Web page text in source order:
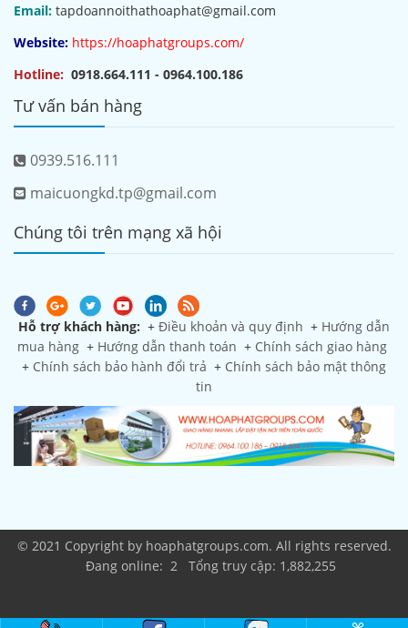
Email: tapdoannoithathoaphat@gmail.com
Website: https://hoaphatgroups.com/
Hotline: 0918.664.111 - 0964.100.186
Tư vấn bán hàng
0939.516.111
maicuongkd.tp@gmail.com
Chúng tôi trên mạng xã hội
Hỗ trợ khách hàng: + Điều khoản và quy định + Hướng dẫn
mua hàng + Hướng dẫn thanh toán + Chính sách giao hàng
+ Chính sách bảo hành đổi trả + Chính sách bảo mật thông
tin
© 2021 Copyright by hoaphatgroups.com. All rights reserved.
Đang online: 2 Tổng truy cập: 1,882,255